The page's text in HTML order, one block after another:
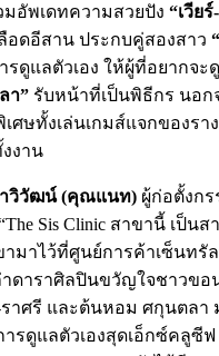
อัพเดทความสวยปัง “เวียร์
อดอีสาน ประกบคู่สองสาว
รดูแลตัวเอง ให้ผู้ที่อยากจะ
า” รับหน้าที่เป็นพิธีกร นอก
ศษทั้งเล่นเกมส์แจกของรา
งาน
วิวัฒน์ (คุณแนท) ผู้ก่อตั้งกร
Sis Clinic สาขานี้ เป็น
ามาไว้ที่ศูนย์การค้าเซ็นทรั
ดาราศิลปินขวัญใจชาวขอ
าศรี และต้นหอม ศกุนตลา
รดูแลตัวเองสุดเอ็กซ์คลูซี